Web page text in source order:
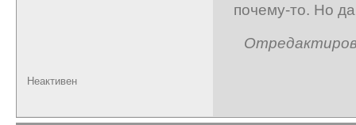
почему-то. Но
Неактивен